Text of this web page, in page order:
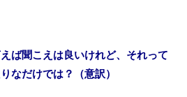
ば聞こえは良いけれど、それって
なだけでは？（意訳）